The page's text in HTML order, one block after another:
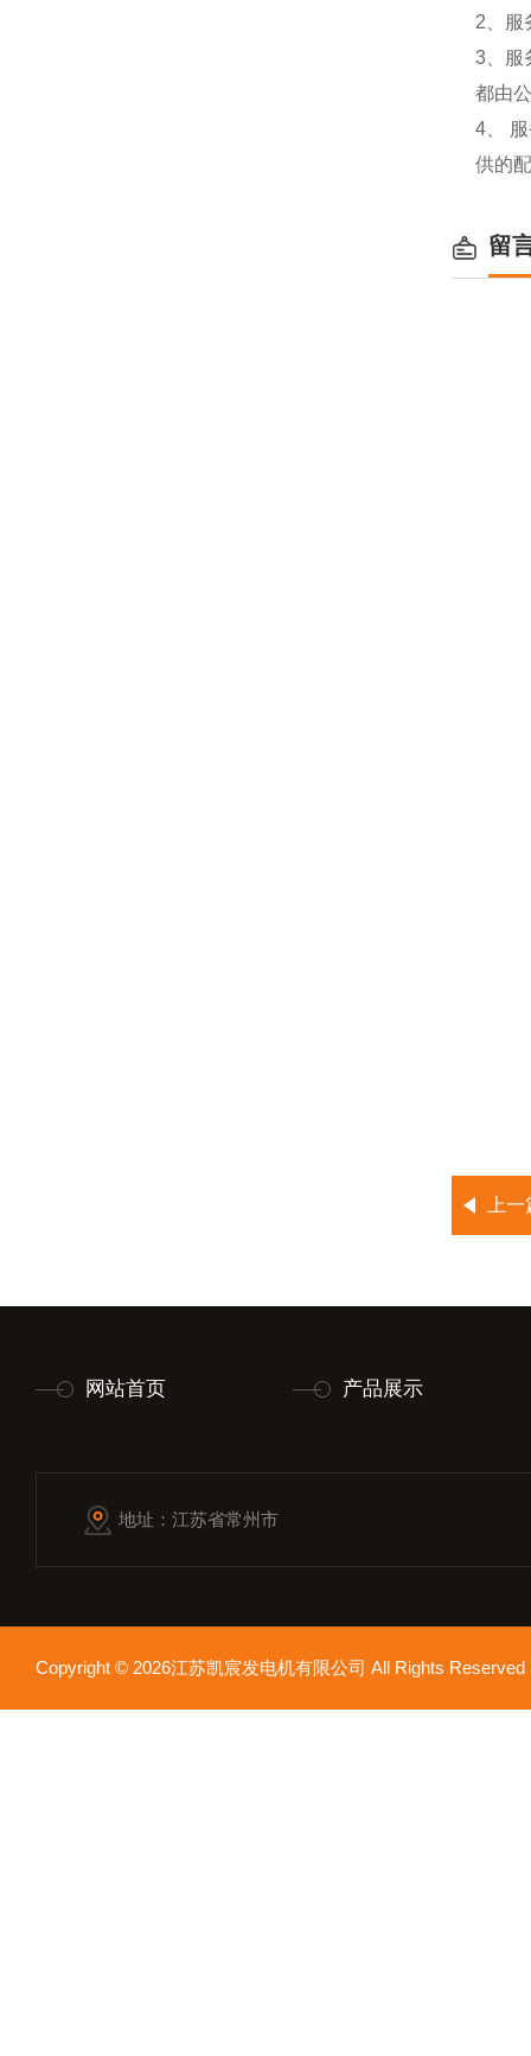
2、服
3、服
都由
4、
供的
留
上
网站首页 产品展示
地址：江苏省常州市
Copyright © 2026江苏凯宸发电机有限公司 All Rights